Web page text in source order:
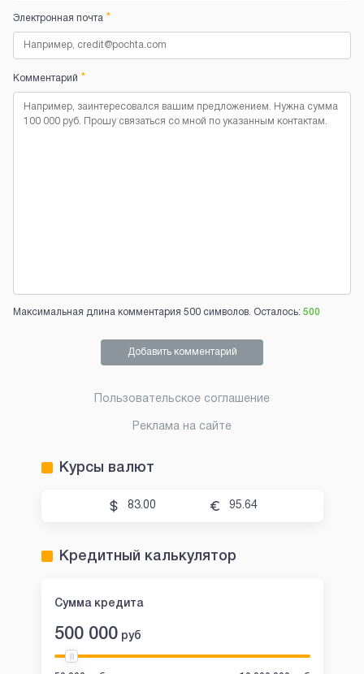
Электронная почта *
Комментарий *
Максимальная длина комментария 500 символов. Осталось: 500
Добавить комментарий
Пользовательское соглашение
Реклама на сайте
Курсы валют
83.00 95.64
Кредитный калькулятор
Сумма кредита
500 000 руб